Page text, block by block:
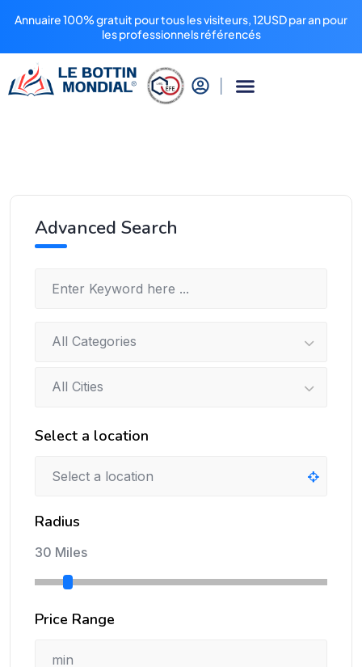
Annuaire 100% gratuit pour tous les visiteurs, 12USD par an pour
les professionnels référencés
Advanced Search
All Categories
All Cities
Select a location
Radius
30 Miles
Price Range